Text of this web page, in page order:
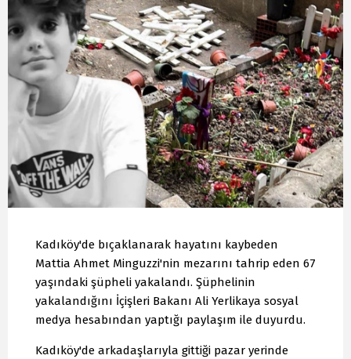
Kadıköy'de bıçaklanarak hayatını kaybeden
Mattia Ahmet Minguzzi'nin mezarını tahrip eden 67
yaşındaki şüpheli yakalandı. Şüphelinin
yakalandığını İçişleri Bakanı Ali Yerlikaya sosyal
medya hesabından yaptığı paylaşım ile duyurdu.
Kadıköy'de arkadaşlarıyla gittiği pazar yerinde